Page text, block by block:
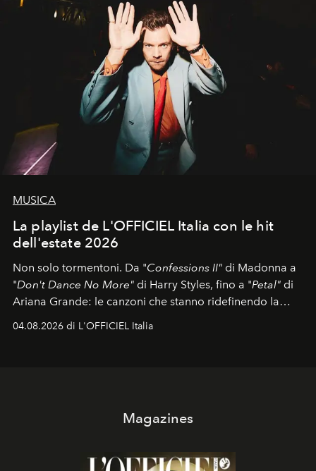
MUSICA
La playlist de L'OFFICIEL Italia con le hit
dell'estate 2026
Non solo tormentoni. Da "Confessions II" di Madonna a
"Don't Dance No More" di Harry Styles, fino a "Petal" di
Ariana Grande: le canzoni che stanno ridefinendo la
colonna sonora della stagione.
04.08.2026 di L'OFFICIEL Italia
Magazines